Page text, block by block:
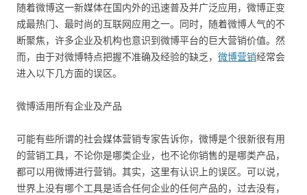
随着微博这一新媒体在国内外的迅速普及并广泛应用，微博正变
成最热门、最时尚的互联网应用之一。同时，随着微博人气的不
断聚焦，许多企业及机构也意识到微博平台的巨大营销价值。然
而，由于对微博特点把握不准确及经验的缺乏， 微博营销经常会
进入以下几方面的误区。
微博适用所有企业及产品
可能有些所谓的社会媒体营销专家告诉你，微博是个很新很有用
的营销工具，不论你是哪类企业，也不论你销售的是哪类产品，
都可以用微博进行营销。其实，这里有认识上的误区。可以说，
世界上没有哪个工具是适合任何企业的任何产品的，过去没有，